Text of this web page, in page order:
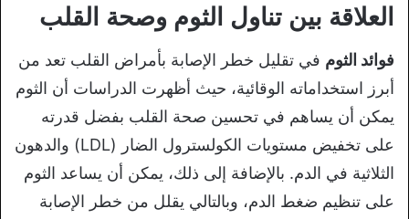
العلاقة بين تناول الثوم وصحة القلب
فوائد الثوم في تقليل خطر الإصابة بأمراض القلب تعد من
أبرز استخداماته الوقائية، حيث أظهرت الدراسات أن الثوم
يمكن أن يساهم في تحسين صحة القلب بفضل قدرته
على تخفيض مستويات الكولسترول الضار (LDL) والدهون
الثلاثية في الدم. بالإضافة إلى ذلك، يمكن أن يساعد الثوم
على تنظيم ضغط الدم، وبالتالي يقلل من خطر الإصابة